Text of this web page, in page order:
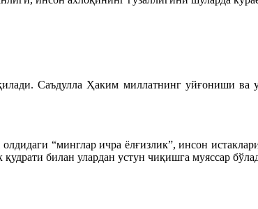
Саъдулла Ҳаким миллатнинг уйғониши ва
“минглар ичра ёлғизлик”, инсон
билан улардан устун чиқишга муяссар